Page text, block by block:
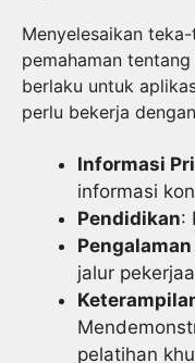
Menyelesaikan
pemahaman
berlaku untuk
perlu bekerja
Informasi
informasi
Pendidikan:
Pengalaman
jalur
pelatihan